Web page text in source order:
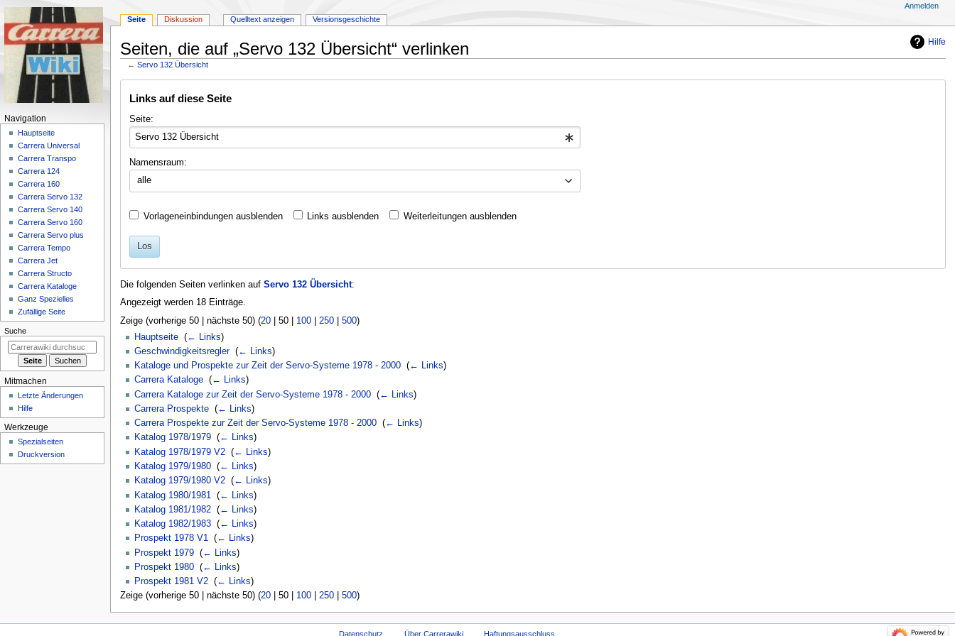
Hilfe
Seiten, die auf „Servo 132 Übersicht“ verlinken
←Servo 132 Übersicht
Navigation
Suche
Links auf diese Seite
Seite:
Namensraum:
alle
Vorlageneinbindungen ausblenden Links ausblenden Weiterleitungen ausblenden
Los
Die folgenden Seiten verlinken auf Servo 132 Übersicht:
Angezeigt werden 18 Einträge.
Zeige (vorherige 50| nächste 50) (20| 50| 100| 250| 500)
Hauptseite‎ (← Links)
Geschwindigkeitsregler‎ (← Links)
Kataloge und Prospekte zur Zeit der Servo-Systeme 1978 - 2000‎ (← Links)
Carrera Kataloge‎ (← Links)
Carrera Kataloge zur Zeit der Servo-Systeme 1978 - 2000‎ (← Links)
Carrera Prospekte‎ (← Links)
Carrera Prospekte zur Zeit der Servo-Systeme 1978 - 2000‎ (← Links)
Katalog 1978/1979‎ (← Links)
Katalog 1978/1979 V2‎ (← Links)
Katalog 1979/1980‎ (← Links)
Katalog 1979/1980 V2‎ (← Links)
Katalog 1980/1981
(← Links)
Katalog 1981/1982‎ (← Links)
Katalog 1982/1983‎ (← Links)
Prospekt 1978 V1‎ (← Links)
Prospekt 1979‎ (← Links)
Prospekt 1980‎ (← Links)
Prospekt 1981 V2‎ (← Links)
Zeige (vorherige 50| nächste 50) (20| 50| 100| 250| 500)
Navigationsmenü
Seite Diskussion Quelltext anzeigen Versionsgeschichte
Anmelden
Navigation
Hauptseite
Carrera Universal
Carrera Transpo
Carrera 124
Carrera 160
Carrera Servo 132
Carrera Servo 140
Carrera Servo 160
Carrera Servo plus
Carrera Tempo
Carrera Jet
Carrera Structo
Carrera Kataloge
Ganz Spezielles
Zufällige Seite
Suche
Mitmachen
Letzte Änderungen
Hilfe
Werkzeuge
Spezialseiten
Druckversion
Datenschutz Über Carrerawiki Haftungsausschluss